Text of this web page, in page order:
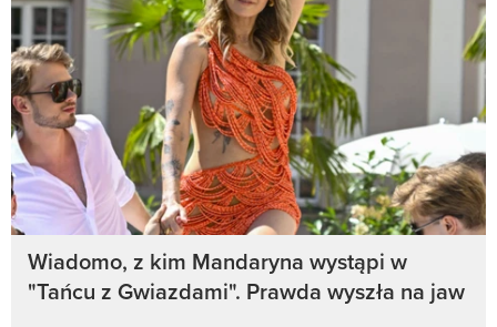
Wiadomo, z kim Mandaryna wystąpi w
"Tańcu z Gwiazdami". Prawda wyszła na jaw